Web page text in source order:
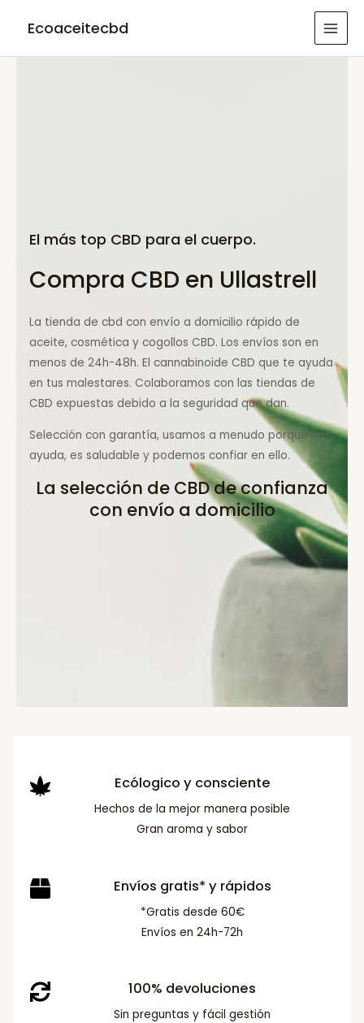
Ecoaceitecbd
El más top CBD para el cuerpo.
Compra CBD en Ullastrell
La tienda de cbd con envío a domicilio rápido de
aceite, cosmética y cogollos CBD. Los envíos son en
menos de 24h-48h. El cannabinoide CBD que te ayuda
en tus malestares. Colaboramos con las tiendas de
CBD expuestas debido a la seguridad que dan.
Selección con garantía, usamos a menudo porque nos
ayuda, es saludable y podemos confiar en ello.
La selección de CBD de confianza
con envío a domicilio
Ecólogico y consciente
Hechos de la mejor manera posible
Gran aroma y sabor
Envíos gratis* y rápidos
*Gratis desde 60€
Envíos en 24h-72h
100% devoluciones
Sin preguntas y fácil gestión